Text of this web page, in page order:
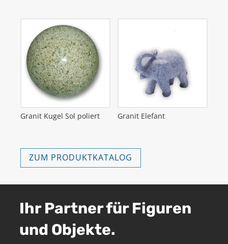
Granit Kugel Sol poliert Granit Elefant
ZUM PRODUKTKATALOG
Ihr Partner für Figuren
und Objekte.